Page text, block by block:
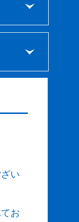
ー
で
に
ワ
が
要
務い
お